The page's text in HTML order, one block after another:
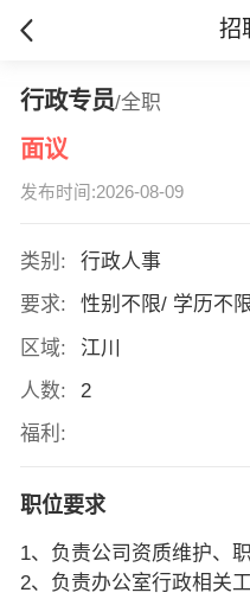
招
行政专员/全职
面议
发布时间:2026-08-09
类别:
行政人事
要求:
性别不限/ 学历不
区域:
江川
人数:
2
福利:
职位要求
1、负责公司资质维护、
2、负责办公室行政相关工